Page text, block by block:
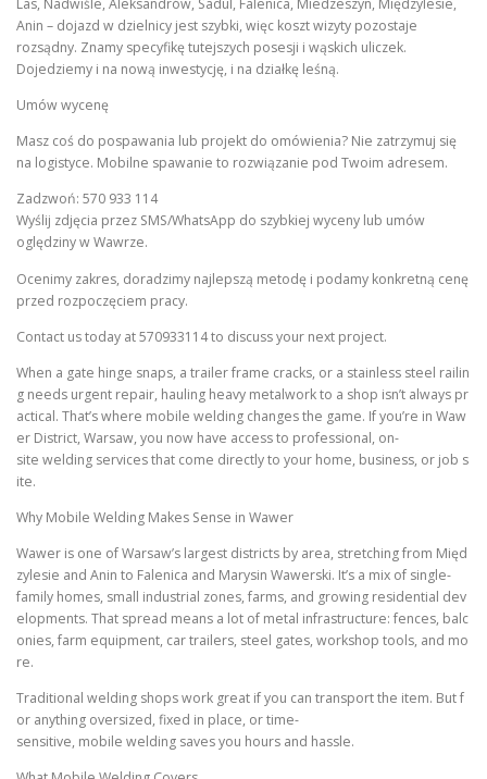
Las, Nadwiśle, Aleksandrów, Sadul, Falenica, Miedzeszyn, Międzylesie,
Anin – dojazd w dzielnicy jest szybki, więc koszt wizyty pozostaje
rozsądny. Znamy specyfikę tutejszych posesji i wąskich uliczek.
Dojedziemy i na nową inwestycję, i na działkę leśną.
Umów wycenę
Masz coś do pospawania lub projekt do omówienia? Nie zatrzymuj się
na logistyce. Mobilne spawanie to rozwiązanie pod Twoim adresem.
Zadzwoń: 570 933 114
Wyślij zdjęcia przez SMS/WhatsApp do szybkiej wyceny lub umów
oględziny w Wawrze.
Ocenimy zakres, doradzimy najlepszą metodę i podamy konkretną cenę
przed rozpoczęciem pracy.
Contact us today at 570933114 to discuss your next project.
When a gate hinge snaps, a trailer frame cracks, or a stainless steel railin
g needs urgent repair, hauling heavy metalwork to a shop isn’t always pr
actical. That’s where mobile welding changes the game. If you’re in Waw
er District, Warsaw, you now have access to professional, on-
site welding services that come directly to your home, business, or job s
ite.
Why Mobile Welding Makes Sense in Wawer
Wawer is one of Warsaw’s largest districts by area, stretching from Międ
zylesie and Anin to Falenica and Marysin Wawerski. It’s a mix of single-
family homes, small industrial zones, farms, and growing residential dev
elopments. That spread means a lot of metal infrastructure: fences, balc
onies, farm equipment, car trailers, steel gates, workshop tools, and mo
re.
Traditional welding shops work great if you can transport the item. But f
or anything oversized, fixed in place, or time-
sensitive, mobile welding saves you hours and hassle.